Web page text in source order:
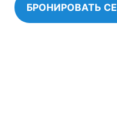
БРОНИРОВАТЬ